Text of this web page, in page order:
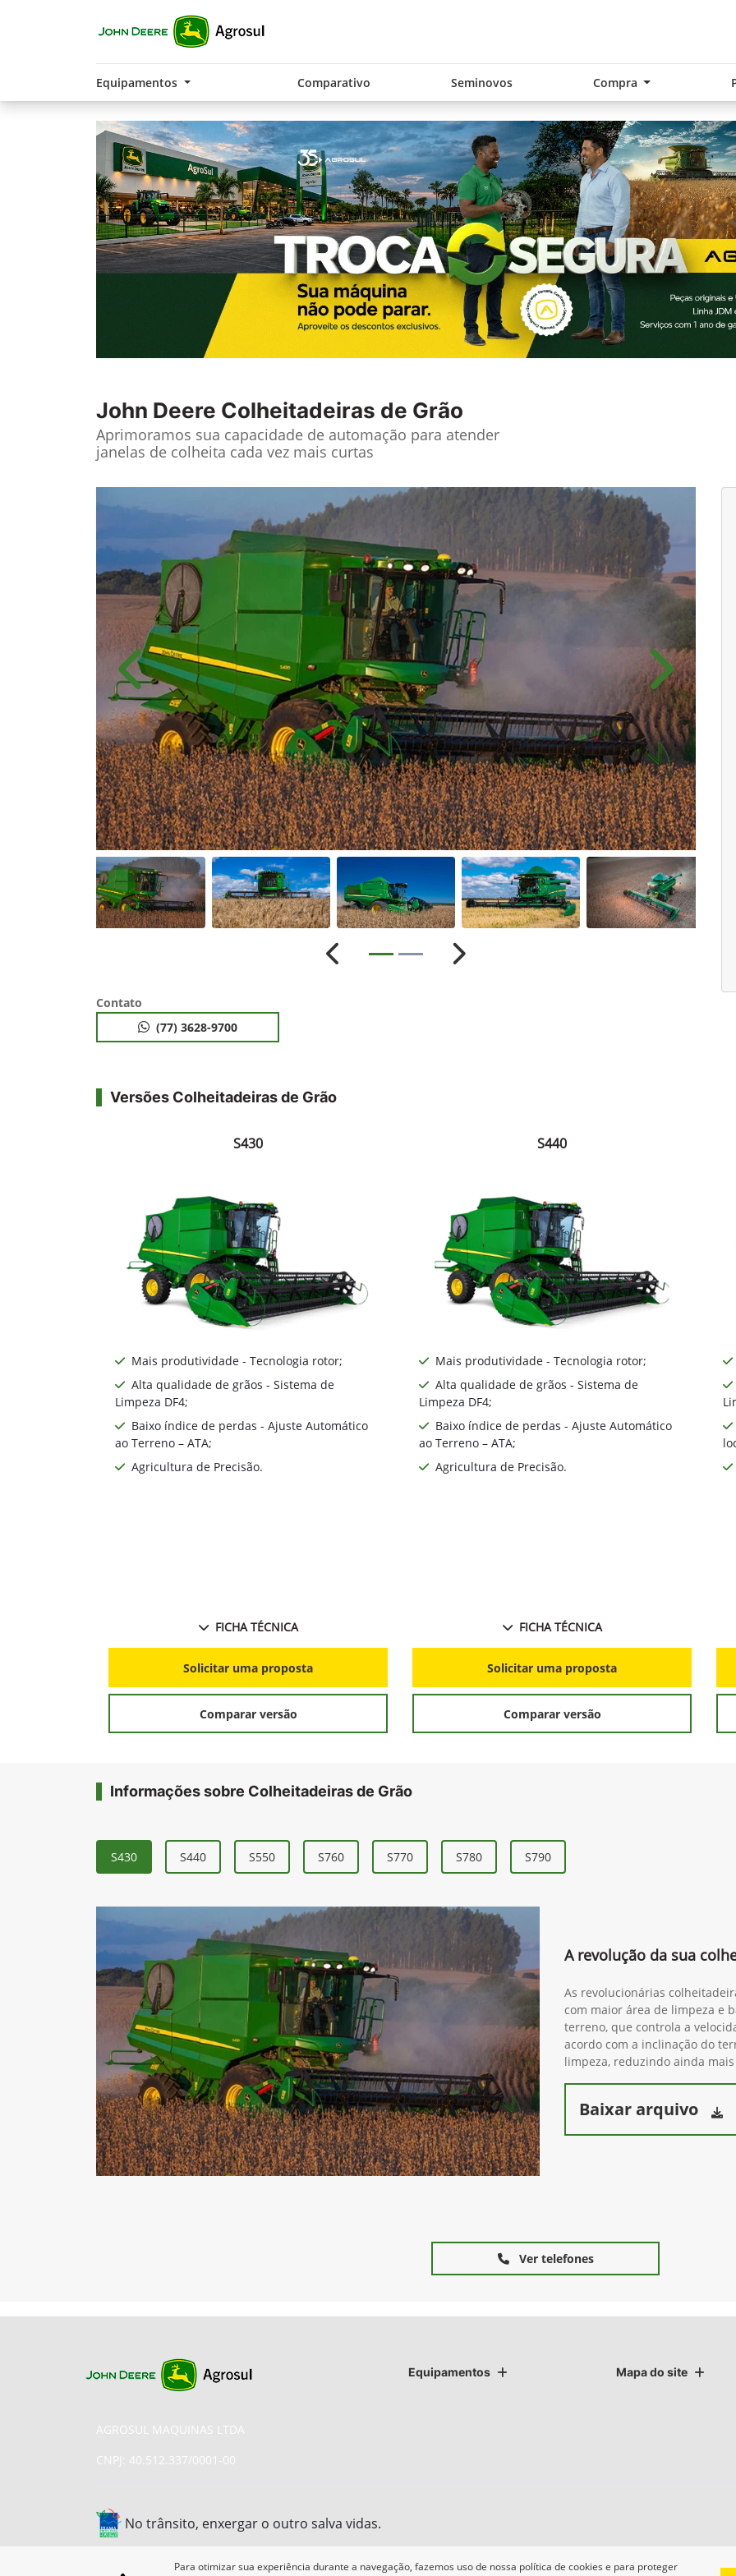
Equipamentos Comparativo Seminovos Compra
John Deere Colheitadeiras de Grão
Aprimoramos sua capacidade de automação para atender
janelas de colheita cada vez mais curtas
Anterior Próximo
Anterior Próximo
Contato
(77) 3628-9700
Versões Colheitadeiras de Grão
S430
Mais produtividade - Tecnologia rotor;
Alta qualidade de grãos - Sistema de
Limpeza DF4;
Baixo índice de perdas - Ajuste Automático
ao Terreno – ATA;
Agricultura de Precisão.
FICHA TÉCNICA
Solicitar uma proposta
Comparar versão
S440
Mais produtividade - Tecnologia rotor;
Alta qualidade de grãos - Sistema de
Limpeza DF4;
Baixo índice de perdas - Ajuste Automático
ao Terreno – ATA;
Agricultura de Precisão.
FICHA TÉCNICA
Solicitar uma proposta
Comparar versão
Informações sobre Colheitadeiras de Grão
S430 S440 S550 S760 S770 S780 S790
A revolução da sua
As revolucionárias
com maior área de limpeza e
terreno, que controla a
acordo com a inclinação do
limpeza, reduzindo ainda
Baixar arquivo
Ver telefones
Equipamentos Mapa do site
AGROSUL MAQUINAS LTDA
CNPJ: 40.512.337/0001-00
No trânsito, enxergar o outro salva vidas.
Para otimizar sua experiência durante a navegação, fazemos uso de nossa política de cookies e para proteger